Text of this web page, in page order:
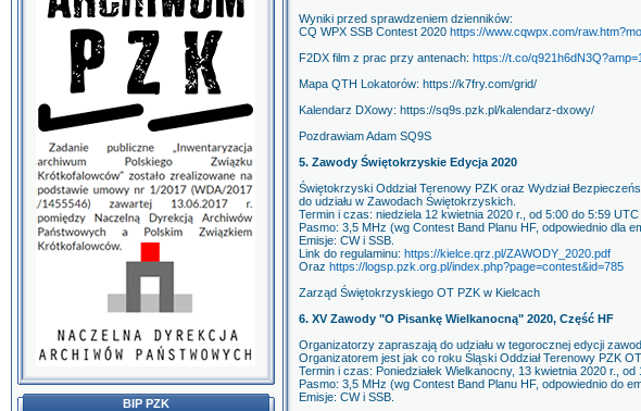
BIP PZK
Wyniki przed sprawdzeniem dzienników:
CQ WPX SSB Contest 2020 https://www.cqwpx.com/
F2DX film z prac przy antenach: https://t.co/q921h6dN3Q?amp=1
Mapa QTH Lokatorów: https://k7fry.com/grid/
Kalendarz DXowy: https://sq9s.pzk.pl/kalendarz-dxowy/
Pozdrawiam Adam SQ9S
5. Zawody Świętokrzyskie Edycja 2020
Świętokrzyski Oddział Terenowy PZK oraz Wydział
do udziału w Zawodach Świętokrzyskich.
Termin i czas: niedziela 12 kwietnia 2020 r., od 5:00 do 5:59
Pasmo: 3,5 MHz (wg Contest Band Planu HF, odpowiednio dla
Emisje: CW i SSB.
Link do regulaminu: https://kielce.qrz.pl/ZAWODY_2020.pdf
Oraz https://logsp.pzk.org.pl/index.php?page=contest&id=785
Zarząd Świętokrzyskiego OT PZK w Kielcach
6. XV Zawody "O Pisankę Wielkanocną" 2020, Część HF
Organizatorzy zapraszają do udziału w tegorocznej edycji
Organizatorem jest jak co roku Śląski Oddział Terenowy PZK
Termin i czas: Poniedziałek Wielkanocny, 13 kwietnia 2020 r.,
Pasmo: 3,5 MHz (wg Contest Band Planu HF, odpowiednio do
Emisje: CW i SSB.